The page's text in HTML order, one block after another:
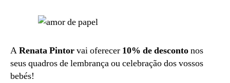
ARenata Pintorvai oferecer 10% de descontonos
seus quadros de lembrança ou celebração dos vossos
bebés!